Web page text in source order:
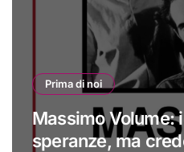
Prima di noi
Massimo Volume:
speranze, ma